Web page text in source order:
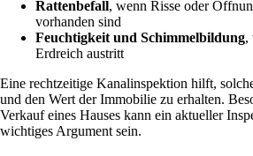
Rattenbefall, wenn Risse oder
vorhanden sind
Feuchtigkeit und Schimmelbildung,
Erdreich austritt
Eine rechtzeitige Kanalinspektion hilft,
und den Wert der Immobilie zu erhalten.
Verkauf eines Hauses kann ein aktueller
wichtiges Argument sein.